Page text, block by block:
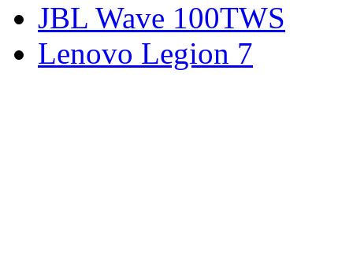
JBL Wave 100TWS
Lenovo Legion 7